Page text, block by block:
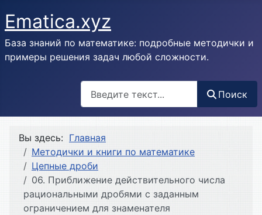
Ematica.xyz
База знаний по математике: подробные методички и
примеры решения задач любой сложности.
Поиск
Вы здесь: Главная
Методички и книги по математике
Цепные дроби
06. Приближение действительного числа
рациональными дробями с заданным
ограничением для знаменателя